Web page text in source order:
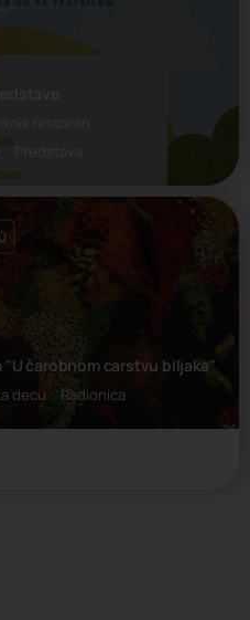
restoran
čarobnom carstvu biljaka"
decu Radionica